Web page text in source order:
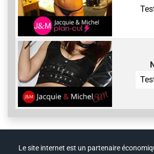
Le site internet est un partenaire